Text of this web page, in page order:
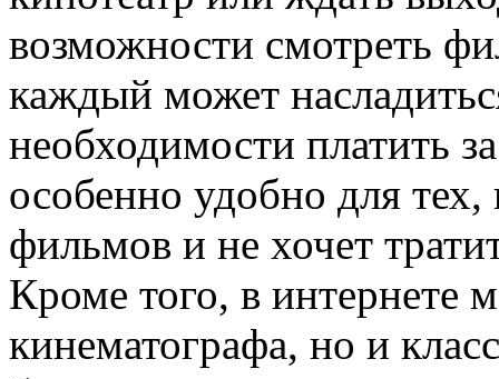
возможности смотреть
каждый может
необходимости платить
особенно удобно для
фильмов и не хочет
Кроме того, в интернете
кинематографа, но и